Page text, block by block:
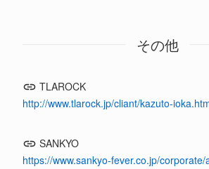
その他
TLAROCK
http://www.tlarock.jp/cliant/kazuto-
SANKYO
https://www.sankyo-fever.co.jp/